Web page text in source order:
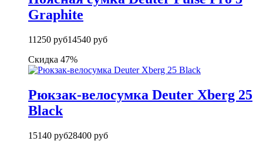
Graphite
11250 руб14540 руб
Скидка 47%
Рюкзак-велосумка Deuter Xberg 25
Black
15140 руб28400 руб